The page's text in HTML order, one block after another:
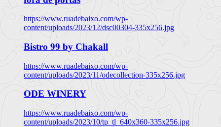
https://www.ruadebaixo.com/wp-
content/uploads/2023/12/dsc00304-335x256.jpg
Bistro 99 by Chakall
https://www.ruadebaixo.com/wp-
content/uploads/2023/11/odecollection-335x256.jpg
ODE WINERY
https://www.ruadebaixo.com/wp-
content/uploads/2023/10/tp_tl_640x360-335x256.jpg